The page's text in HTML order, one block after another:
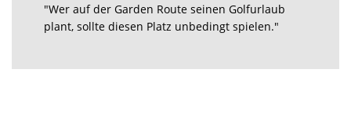
"Wer auf der Garden Route seinen Golfurlaub
plant, sollte diesen Platz unbedingt spielen."